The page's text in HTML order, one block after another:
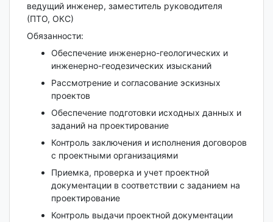
ведущий инженер, заместитель руководителя
(ПТО, ОКС)
Обязанности:
Обеспечение инженерно-геологических и
инженерно-геодезических изысканий
Рассмотрение и согласование эскизных
проектов
Обеспечение подготовки исходных данных и
заданий на проектирование
Контроль заключения и исполнения договоров
с проектными организациями
Приемка, проверка и учет проектной
документации в соответствии с заданием на
проектирование
Контроль выдачи проектной документации